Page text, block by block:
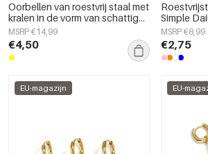
Oorbellen van roestvrij staal met
kralen in de vorm van schattige
dieren, uit de Daily Simple-serie
voor dames.
MSRP €14,99
€4,50
Simple
MSRP €8,99
€2,75
EU-magazijn EU-